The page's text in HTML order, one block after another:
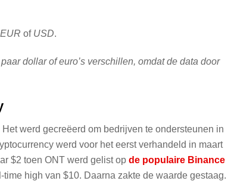
EUR of USD.
dollar of euro’s verschillen, omdat de data door
werd gecreëerd om bedrijven te ondersteunen in
werd voor het eerst verhandeld in maart
$2 toen ONT werd gelist op de populaire Binance
high van $10. Daarna zakte de waarde gestaag.